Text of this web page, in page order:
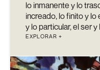
lo inmanente y lo
increado, lo finito y lo
y lo particular, el ser y
EXPLORAR +